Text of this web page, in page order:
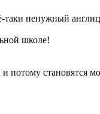
таки ненужный
школе!
потому